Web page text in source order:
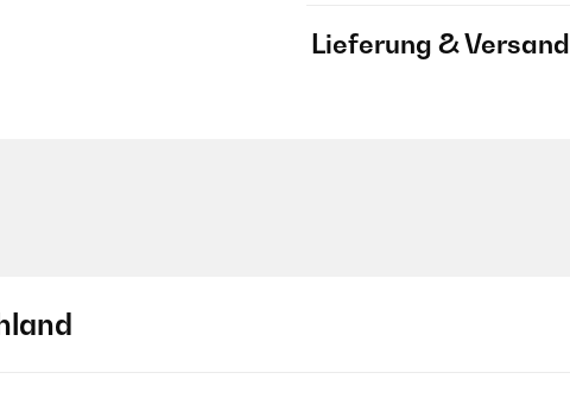
Lieferung & Versand